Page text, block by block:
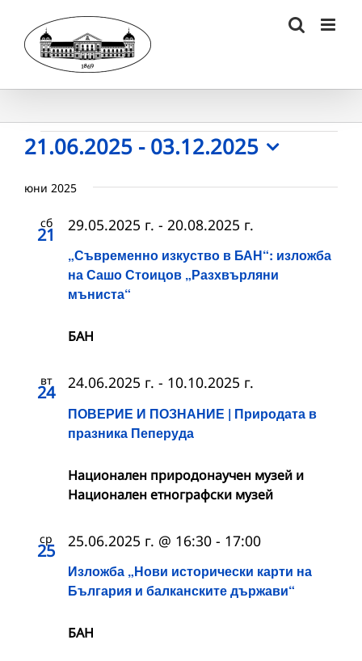
content
Събития
21.06.2025 - 03.12.2025
date.
юни 2025
сб
21
„Съвременно изкуство в БАН“: изложба
на Сашо Стоицов „Разхвърляни
мъниста“
29.05.2025 г. - 20.08.2025 г.
БАН
вт
24
ПОВЕРИЕ И ПОЗНАНИЕ | Природата в
празника Пеперуда
24.06.2025 г. - 10.10.2025 г.
Национален природонаучен музей и
Национален етнографски музей
ср
25
Изложба „Нови исторически карти на
България и балканските държави“
25.06.2025 г. @ 16:30 - 17:00
БАН